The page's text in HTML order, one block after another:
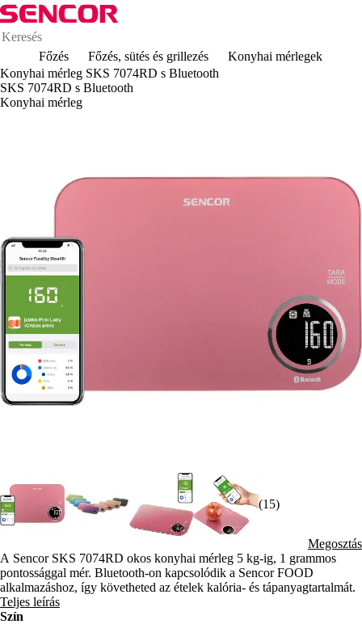
Főzés Főzés, sütés és grillezés
Konyhai mérlegek
Konyhai mérleg SKS 7074RD s Bluetooth
SKS 7074RD s Bluetooth
Konyhai mérleg
(15)
Megosztás
A Sencor SKS 7074RD okos konyhai mérleg 5 kg-ig, 1 grammos
pontossággal mér. Bluetooth-on kapcsolódik a Sencor FOOD
alkalmazáshoz, így követheted az ételek kalória- és tápanyagtartalmát.
Teljes leírás
Szín